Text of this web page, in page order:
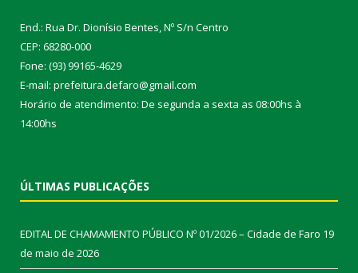
End.: Rua Dr. Dionísio Bentes, Nº S/n Centro
CEP: 68280-000
Fone: (93) 99165-4629
E-mail: prefeitura.defaro@gmail.com
Horário de atendimento: De segunda a sexta as 08:00hs à
14:00hs
ÚLTIMAS PUBLICAÇÕES
EDITAL DE CHAMAMENTO PÚBLICO Nº 01/2026 – Cidade de Faro 19
de maio de 2026